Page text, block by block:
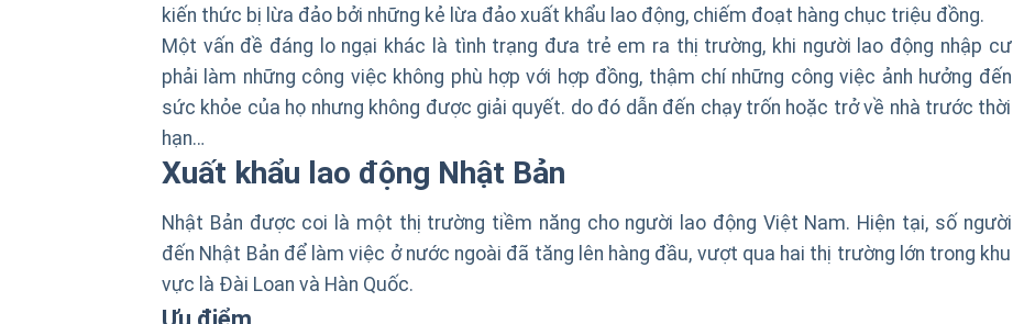
kiến thức bị lừa đảo bởi những kẻ lừa đảo xuất khẩu lao động, chiếm đoạt hàng chục triệu đồng.
Một vấn đề đáng lo ngại khác là tình trạng đưa trẻ em ra thị trường, khi người lao động nhập cư
phải làm những công việc không phù hợp với hợp đồng, thậm chí những công việc ảnh hưởng đến
sức khỏe của họ nhưng không được giải quyết. do đó dẫn đến chạy trốn hoặc trở về nhà trước thời
hạn…
Xuất khẩu lao động Nhật Bản
Nhật Bản được coi là một thị trường tiềm năng cho người lao động Việt Nam. Hiện tại, số người
đến Nhật Bản để làm việc ở nước ngoài đã tăng lên hàng đầu, vượt qua hai thị trường lớn trong khu
vực là Đài Loan và Hàn Quốc.